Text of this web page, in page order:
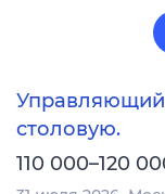
столовую.
110 000–120